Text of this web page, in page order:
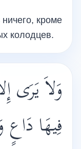
кроме
колодцев.
وَلاَ يَرَى
فِيهَا